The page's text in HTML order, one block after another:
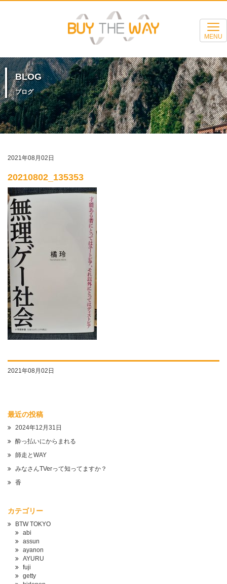
MENU
BLOG
ブログ
2021年08月02日
20210802_135353
2021年08月02日
最近の投稿
2024年12月31日
酔っ払いにからまれる
師走とWAY
みなさんTVerって知ってますか？
香
カテゴリー
BTW TOKYO
abi
assun
ayanon
AYURU
fuji
getty